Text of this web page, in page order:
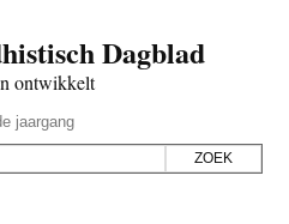
Dagblad
ontwikkelt
jaargang